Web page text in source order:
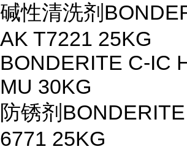
碱性清洗剂
AK T7221 25KG
BONDERITE C-IC
MU 30KG
防锈剂
6771 25KG